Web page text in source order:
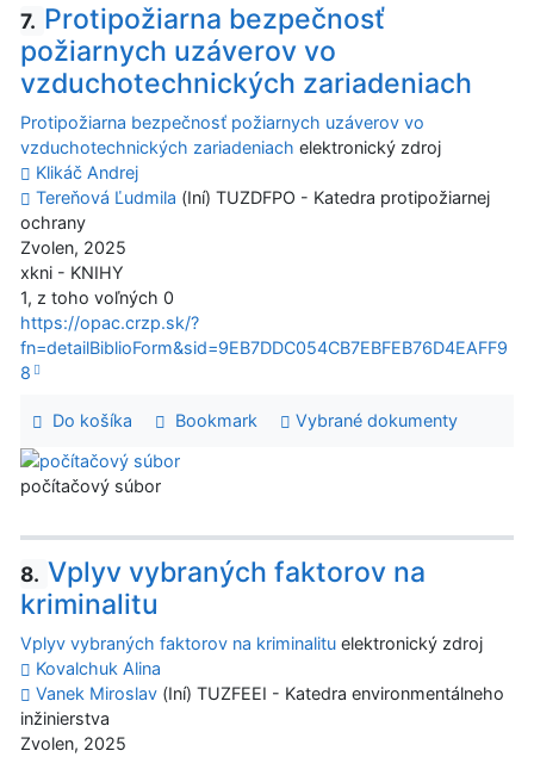
7. Protipožiarna bezpečnosť
požiarnych uzáverov vo
vzduchotechnických zariadeniach
Protipožiarna bezpečnosť požiarnych uzáverov vo
vzduchotechnických zariadeniach elektronický zdroj
Klikáč Andrej
Tereňová Ľudmila (Iní) TUZDFPO - Katedra protipožiarnej
ochrany
Zvolen, 2025
xkni - KNIHY
1, z toho voľných 0
https://opac.crzp.sk/?
fn=detailBiblioForm&sid=9EB7DDC054CB7EBFEB76D4EAFF9
8
Do košíka Bookmark Vybrané dokumenty
počítačový súbor
8. Vplyv vybraných faktorov na
kriminalitu
Vplyv vybraných faktorov na kriminalitu elektronický zdroj
Kovalchuk Alina
Vanek Miroslav (Iní) TUZFEEI - Katedra environmentálneho
inžinierstva
Zvolen, 2025